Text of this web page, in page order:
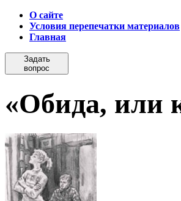
О сайте
Условия перепечатки материалов
Главная
Задать
вопрос
«Обида, или